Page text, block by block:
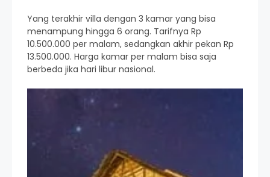
Yang terakhir villa dengan 3 kamar yang bisa
menampung hingga 6 orang. Tarifnya Rp
10.500.000 per malam, sedangkan akhir pekan Rp
13.500.000. Harga kamar per malam bisa saja
berbeda jika hari libur nasional.